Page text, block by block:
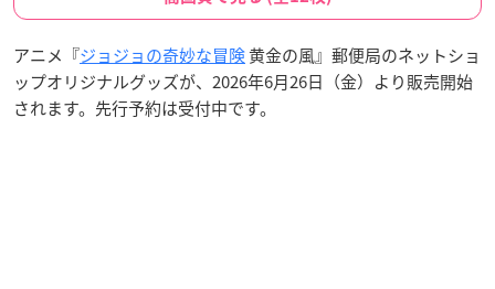
アニメ『ジョジョの奇妙な冒険黄金の風』郵便局のネットショ
ップオリジナルグッズが、2026年6月26日（金）より販売開始
されます。先行予約は受付中です。